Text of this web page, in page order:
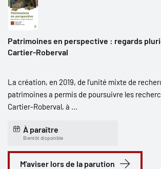
Patrimoines en perspective : regards
Cartier-Roberval
La création, en 2019, de l’unité mixte de
patrimoines a permis de poursuivre les
Cartier-Roberval, à ...
À paraître
Bientôt disponible
M'aviser lors de la parution